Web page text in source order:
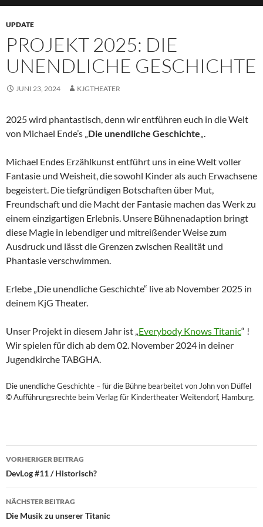
UPDATE
PROJEKT 2025: DIE
UNENDLICHE GESCHICHTE
JUNI 23, 2024 KJGTHEATER
2025 wird phantastisch, denn wir entführen euch in die Welt
von Michael Ende’s „ Die unendliche Geschichte
Michael Endes Erzählkunst entführt uns in eine Welt voller
Fantasie und Weisheit, die sowohl Kinder als auch Erwachsene
begeistert. Die tiefgründigen Botschaften über Mut,
Freundschaft und die Macht der Fantasie machen das Werk zu
einem einzigartigen Erlebnis. Unsere Bühnenadaption bringt
diese Magie in lebendiger und mitreißender Weise zum
Ausdruck und lässt die Grenzen zwischen Realität und
Phantasie verschwimmen.
Erlebe „Die unendliche Geschichte“ live ab November 2025 in
deinem KjG Theater.
Unser Projekt in diesem Jahr ist „ Everybody Knows Titanic“ !
Wir spielen für dich ab dem 02. November 2024 in deiner
Jugendkirche TABGHA.
Die unendliche Geschichte – für die Bühne bearbeitet von John von Düffel
© Aufführungsrechte beim Verlag für Kindertheater Weitendorf, Hamburg.
Beitragsnavigation
VORHERIGER BEITRAG
DevLog #11 / Historisch?
NÄCHSTER BEITRAG
Die Musik zu unserer Titanic